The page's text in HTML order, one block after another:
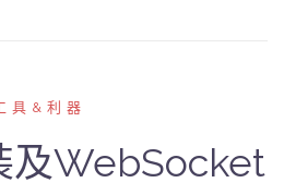
具&利器
及WebSocket